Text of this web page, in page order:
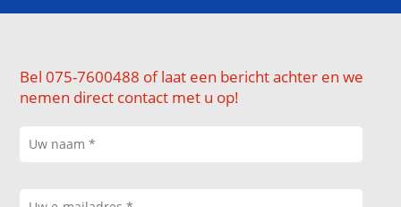
Bel 075-7600488 of laat een bericht achter en we
nemen direct contact met u op!